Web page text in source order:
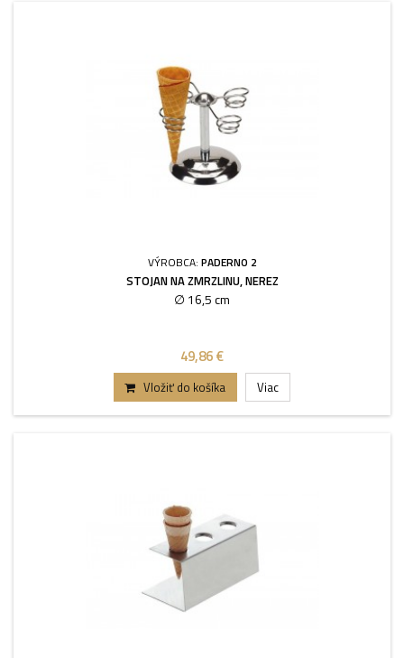
VÝROBCA: PADERNO 2
STOJAN NA ZMRZLINU, NEREZ
∅ 16,5 cm
49,86 €
Vložiť do košíka Viac